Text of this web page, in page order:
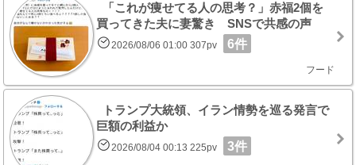
「これが痩せてる人の思考？」赤福2個を
買ってきた夫に妻驚き SNSで共感の声
2026/08/06 01:00 307pv 6件
フード
トランプ大統領、イラン情勢を巡る発言で
巨額の利益か
2026/08/04 00:13 225pv 3件